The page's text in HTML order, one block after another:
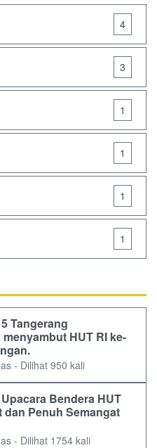
4
3
1
1
1
1
Tangerang
HUT RI ke-
- Dilihat 950 kali
Bendera HUT
dan Penuh Semangat
- Dilihat 1754 kali